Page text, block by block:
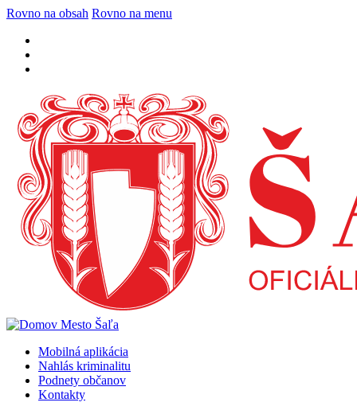
Rovno na obsah Rovno na menu
Mobilná aplikácia
Nahlás kriminalitu
Podnety občanov
Kontakty